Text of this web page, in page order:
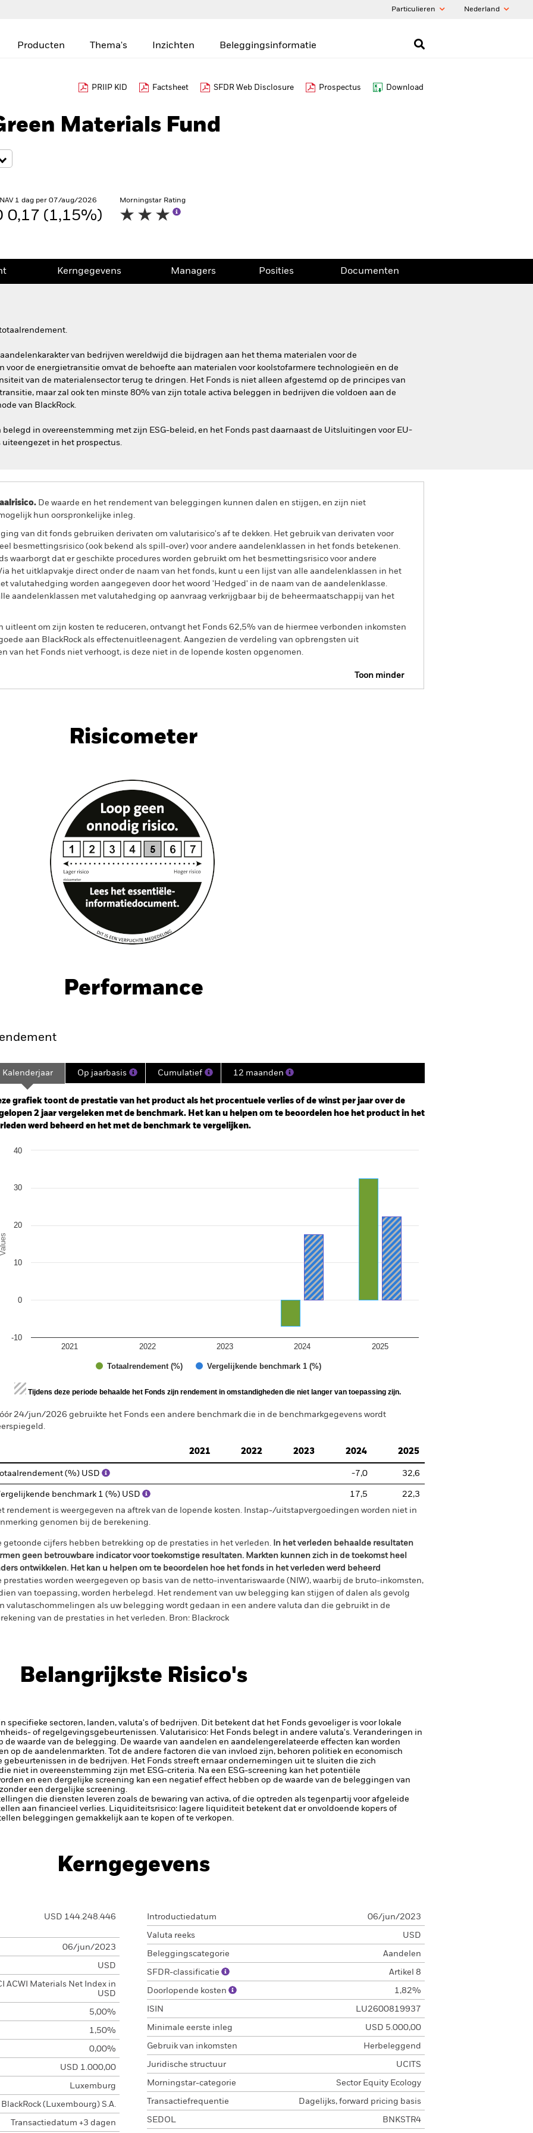
Particulieren Nederland
Producten Thema's Inzichten Beleggingsinformatie
PRIIP KID Factsheet SFDR Web Disclosure Prospectus Download
Materials Fund
1 dag per 07/aug/2026
0,17 (1,15%)
Morningstar Rating
Kerngegevens Managers Posities Documenten
van bedrijven wereldwijd die bijdragen aan het thema materialen voor de
de energietransitie omvat de behoefte aan materialen voor koolstofarmere technologieën en de
van de materialensector terug te dringen. Het Fonds is niet alleen afgestemd op de principes van
maar zal ook ten minste 80% van zijn totale activa beleggen in bedrijven die voldoen aan de
van BlackRock.
belegd in overeenstemming met zijn ESG-beleid, en het Fonds past daarnaast de Uitsluitingen voor EU-
in het prospectus.
De waarde en het rendement van beleggingen kunnen dalen en stijgen, en zijn niet
hun oorspronkelijke inleg.
van dit fonds gebruiken derivaten om valutarisico's af te dekken. Het gebruik van derivaten voor
besmettingsrisico (ook bekend als spill-over) voor andere aandelenklassen in het fonds betekenen.
waarborgt dat er geschikte procedures worden gebruikt om het besmettingsrisico voor andere
het uitklapvakje direct onder de naam van het fonds, kunt u een lijst van alle aandelenklassen in het
valutahedging worden aangegeven door het woord 'Hedged' in de naam van de aandelenklasse.
aandelenklassen met valutahedging op aanvraag verkrijgbaar bij de beheermaatschappij van het
uitleent om zijn kosten te reduceren, ontvangt het Fonds 62,5% van de hiermee verbonden inkomsten
aan BlackRock als effectenuitleenagent. Aangezien de verdeling van opbrengsten uit
van het Fonds niet verhoogt, is deze niet in de lopende kosten opgenomen.
Toon minder
Kerngegevens Managers
Risicometer
Performance
2023-05-31 00:00:00 to 2026-07-31 00:00:00.
-50 to 100.
Kalenderjaar Op jaarbasis Cumulatief 12 maanden
grafiek toont de prestatie van het product als het procentuele verlies of de winst per jaar over de
2 jaar vergeleken met de benchmark. Het kan u helpen om te beoordelen hoe het product in het
werd beheerd en het met de benchmark te vergelijken.
chart with 2 data series.
Values
Totaalrendement (%) Vergelijkende benchmark 1 (%)
2021 2022 2023 2024 2025
-10
0
10
20
30
40
of interactive chart.
Tijdens deze periode behaalde het Fonds zijn rendement in omstandigheden die niet langer van toepassing zijn.
24/jun/2026 gebruikte het Fonds een andere benchmark die in de benchmarkgegevens wordt
2021 2022 2023 2024 2025
Totaalrendement (%) USD -7,0 32,6
benchmark 1 (%) USD 17,5
22,3
rendement is weergegeven na aftrek van de lopende kosten. Instap-/uitstapvergoedingen worden niet in
genomen bij de berekening.
getoonde cijfers hebben betrekking op de prestaties in het verleden. In het verleden behaalde resultaten
geen betrouwbare indicator voor toekomstige resultaten. Markten kunnen zich in de toekomst heel
ontwikkelen. Het kan u helpen om te beoordelen hoe het fonds in het verleden werd beheerd
prestaties worden weergegeven op basis van de netto-inventariswaarde (NIW), waarbij de bruto-inkomsten,
van toepassing, worden herbelegd. Het rendement van uw belegging kan stijgen of dalen als gevolg
valutaschommelingen als uw belegging wordt gedaan in een andere valuta dan die gebruikt in de
van de prestaties in het verleden. Bron: Blackrock
Belangrijkste Risico's
specifieke sectoren, landen, valuta's of bedrijven. Dit betekent dat het Fonds gevoeliger is voor lokale
of regelgevingsgebeurtenissen. Valutarisico: Het Fonds belegt in andere valuta's. Veranderingen in
de waarde van de belegging. De waarde van aandelen en aandelengerelateerde effecten kan worden
op de aandelenmarkten. Tot de andere factoren die van invloed zijn, behoren politiek en economisch
gebeurtenissen in de bedrijven. Het Fonds streeft ernaar ondernemingen uit te sluiten die zich
niet in overeenstemming zijn met ESG-criteria. Na een ESG-screening kan het potentiële
en een dergelijke screening kan een negatief effect hebben op de waarde van de beleggingen van
een dergelijke screening.
die diensten leveren zoals de bewaring van activa, of die optreden als tegenpartij voor afgeleide
aan financieel verlies. Liquiditeitsrisico: lagere liquiditeit betekent dat er onvoldoende kopers of
beleggingen gemakkelijk aan te kopen of te verkopen.
Kerngegevens
USD 144.248.446
06/jun/2023
USD
ACWI Materials Net Index in
USD
5,00%
1,50%
0,00%
USD 1.000,00
Luxemburg
BlackRock (Luxembourg) S.A.
Transactiedatum +3 dagen
Introductiedatum 06/jun/2023
Valuta reeks USD
Beleggingscategorie Aandelen
SFDR-classificatie Artikel 8
Doorlopende kosten 1,82%
ISIN LU2600819937
Minimale eerste inleg USD 5.000,00
Gebruik van inkomsten Herbeleggend
Juridische structuur UCITS
Morningstar-categorie Sector Equity Ecology
Transactiefrequentie Dagelijks, forward pricing basis
SEDOL BNKSTR4